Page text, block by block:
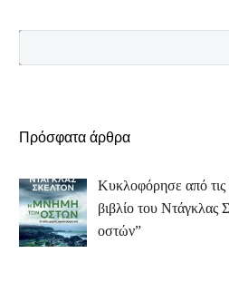
Πρόσφατα άρθρα
Κυκλοφόρησε από τις
βιβλίο του
οστών”